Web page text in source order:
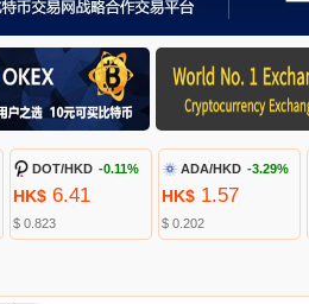
DOT/HKD -0.11%
HK$6.41
$ 0.823
ADA/HKD -3.29%
HK$1.57
$ 0.202